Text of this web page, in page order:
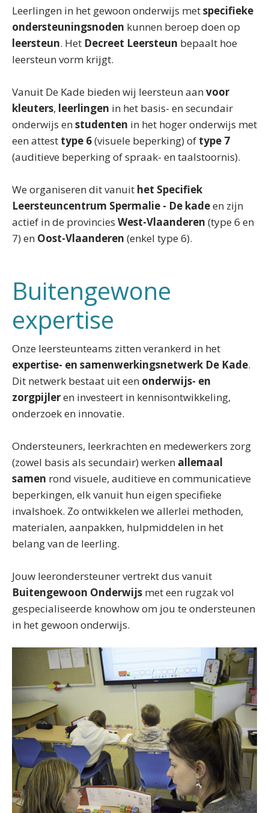
Leerlingen in het gewoon onderwijs metspecifieke
ondersteuningsnoden kunnen beroep doen op
leersteun. Het Decreet Leersteun bepaalt hoe
leersteun vorm krijgt.
Vanuit De Kade bieden wij leersteun aanvoor
kleuters, leerlingen in het basis- en secundair
onderwijs enstudenten in het hoger onderwijs met
een attest type 6(visuele beperking) of type 7
(auditieve beperking of spraak- en taalstoornis).
We organiseren dit vanuit het Specifiek
Leersteuncentrum Spermalie - De kadeen zijn
actief in de provincies West-Vlaanderen (type 6 en
7) en Oost-Vlaanderen (enkel type 6).
Buitengewone
expertise
Onze leersteunteams zitten verankerd in het
expertise- en samenwerkingsnetwerk De Kade.
Dit netwerk bestaat uit een onderwijs- en
zorgpijleren investeert in kennisontwikkeling,
onderzoek en innovatie.
Ondersteuners, leerkrachten en medewerkers zorg
(zowel basis als secundair) werken allemaal
samen rond visuele, auditieve en communicatieve
beperkingen, elk vanuit hun eigen specifieke
invalshoek. Zo ontwikkelen we allerlei methoden,
materialen, aanpakken, hulpmiddelen in het
belang van de leerling.
Jouw leerondersteuner vertrekt dus vanuit
Buitengewoon Onderwijs met een rugzak vol
gespecialiseerde knowhow om jou te ondersteunen
in het gewoon onderwijs.